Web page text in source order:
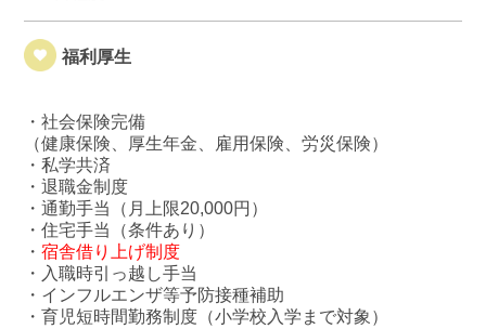
福利厚生
・社会保険完備
（健康保険、厚生年金、雇用保険、労災保険）
・私学共済
・退職金制度
・通勤手当（月上限20,000円）
・住宅手当（条件あり）
・ 宿舎借り上げ制度
・入職時引っ越し手当
・インフルエンザ等予防接種補助
・育児短時間勤務制度（小学校入学まで対象）